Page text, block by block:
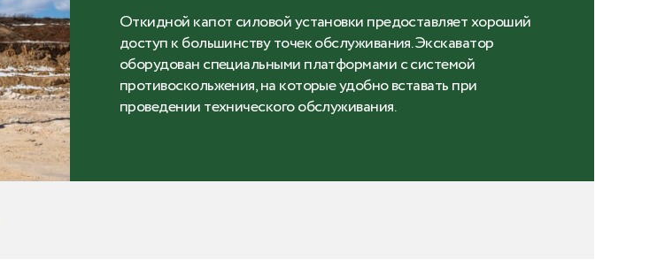
Откидной капот силовой установки предоставляет хороший
доступ к большинству точек обслуживания. Экскаватор
оборудован специальными платформами с системой
противоскольжения, на которые удобно вставать при
проведении технического обслуживания.